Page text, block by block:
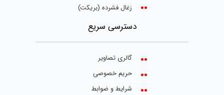
زغال فشرده (بریکت)
دسترسی سریع
گالری تصاویر
حریم خصوصی
شرایط و ضوابط